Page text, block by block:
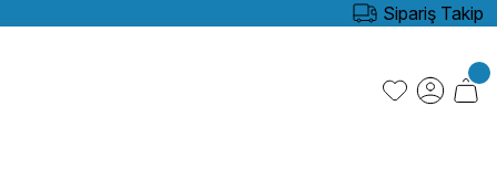
Sipariş Takip